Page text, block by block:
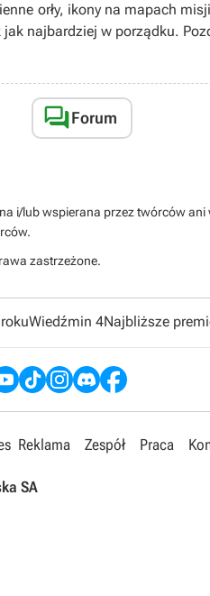
misji które by ułatwiły rozgrywkę i
najbardziej w porządku.
Forum
i/lub wspierana przez twórców
zastrzeżone.
Wiedźmin 4Najbliższe
Reklama Zespół Praca
SA